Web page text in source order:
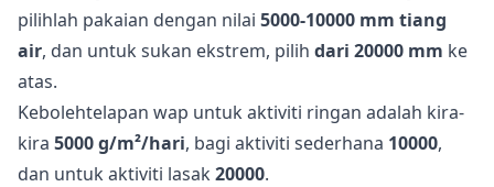
pilihlah pakaian dengan nilai 5000-10000 mm tiang
air, dan untuk sukan ekstrem, pilih dari 20000 mm ke
atas.
Kebolehtelapan wap untuk aktiviti ringan adalah kira-
kira 5000 g/m²/hari, bagi aktiviti sederhana 10000,
dan untuk aktiviti lasak 20000.